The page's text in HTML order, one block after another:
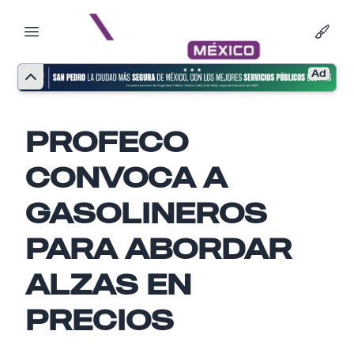
Ad
PROFECO
CONVOCA A
GASOLINEROS
PARA ABORDAR
ALZAS EN
PRECIOS